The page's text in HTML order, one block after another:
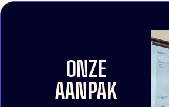
ONZE
AANPAK